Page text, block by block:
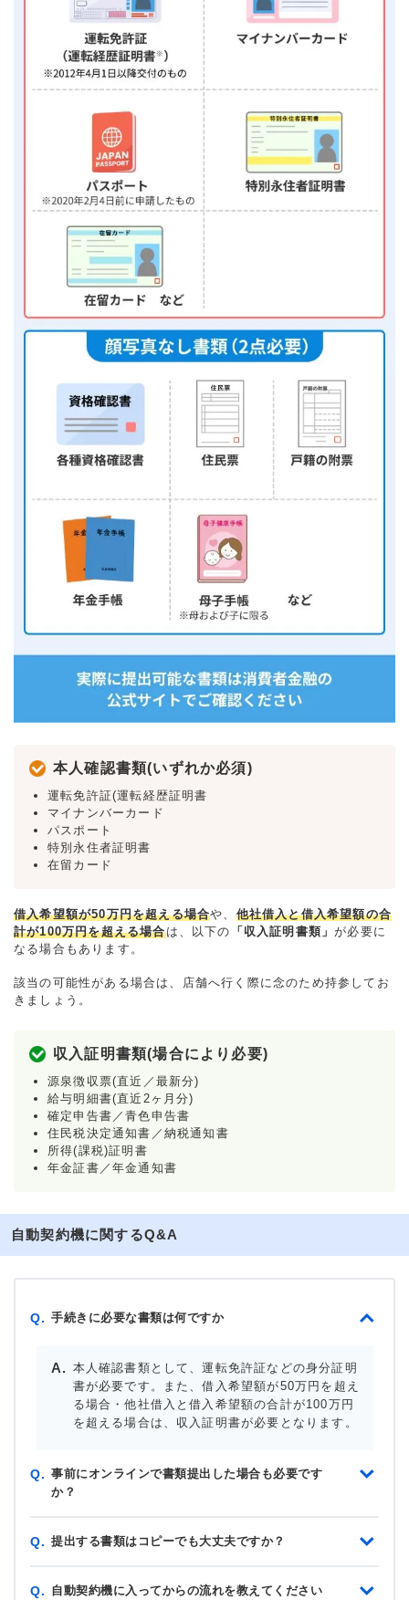
本人確認書類(いずれか必須)
運転免許証(運転経歴証明書
マイナンバーカード
パスポート
特別永住者証明書
在留カード
借入希望額が50万円を超える場合や、 他社借入と借入希望額の合
計が100万円を超える場合は、以下の 「収入証明書類」が必要に
なる場合もあります。
該当の可能性がある場合は、店舗へ行く際に念のため持参してお
きましょう。
収入証明書類(場合により必要)
源泉徴収票(直近／最新分)
給与明細書(直近2ヶ月分)
確定申告書／青色申告書
住民税決定通知書／納税通知書
所得(課税)証明書
年金証書／年金通知書
自動契約機に関するQ&A
Q. 手続きに必要な書類は何ですか
本人確認書類として、運転免許証などの身分証明
書が必要です。また、借入希望額が50万円を超え
る場合・他社借入と借入希望額の合計が100万円
を超える場合は、収入証明書が必要となります。
Q. 事前にオンラインで書類提出した場合も必要です
か？
Q. 提出する書類はコピーでも大丈夫ですか？
Q. 自動契約機に入ってからの流れを教えてください